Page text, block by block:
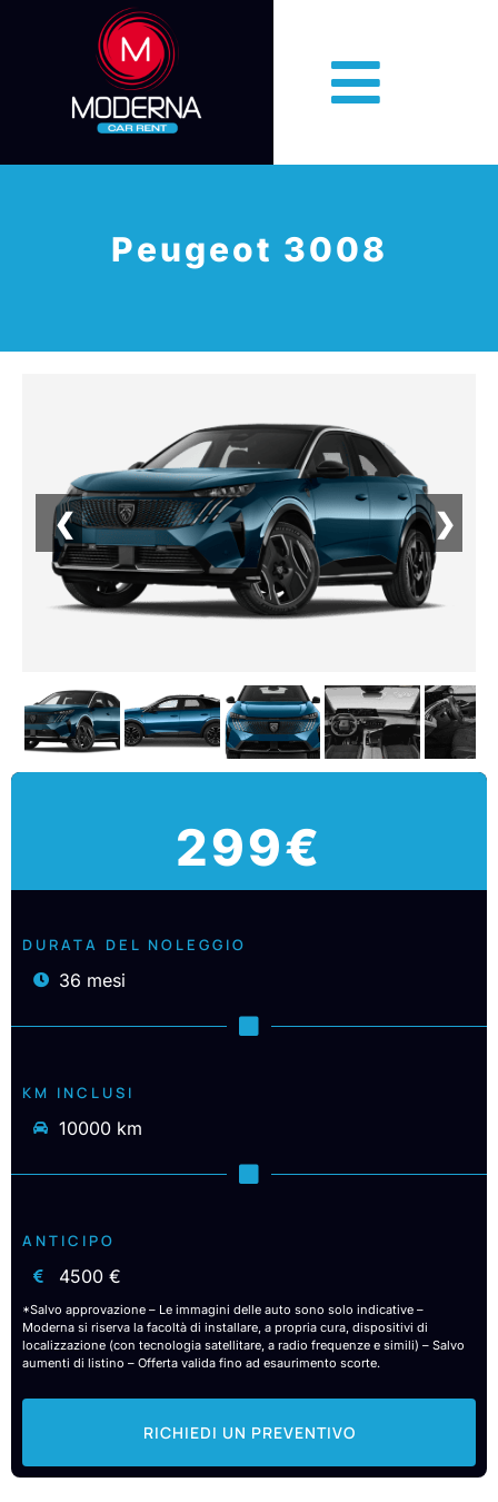
Peugeot 3008
❮ ❯
299€
DURATA DEL NOLEGGIO
36 mesi
KM INCLUSI
10000 km
ANTICIPO
4500 €
*Salvo approvazione – Le immagini delle auto sono solo indicative –
Moderna si riserva la facoltà di installare, a propria cura, dispositivi di
localizzazione (con tecnologia satellitare, a radio frequenze e simili) – Salvo
aumenti di listino – Offerta valida fino ad esaurimento scorte.
RICHIEDI UN PREVENTIVO